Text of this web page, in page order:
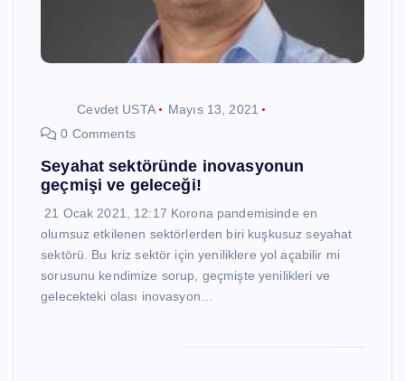
Cevdet USTA
Mayıs 13, 2021
0 Comments
Seyahat sektöründe inovasyonun
geçmişi ve geleceği!
21 Ocak 2021, 12:17 Korona pandemisinde en
olumsuz etkilenen sektörlerden biri kuşkusuz seyahat
sektörü. Bu kriz sektör için yeniliklere yol açabilir mi
sorusunu kendimize sorup, geçmişte yenilikleri ve
gelecekteki olası inovasyon…